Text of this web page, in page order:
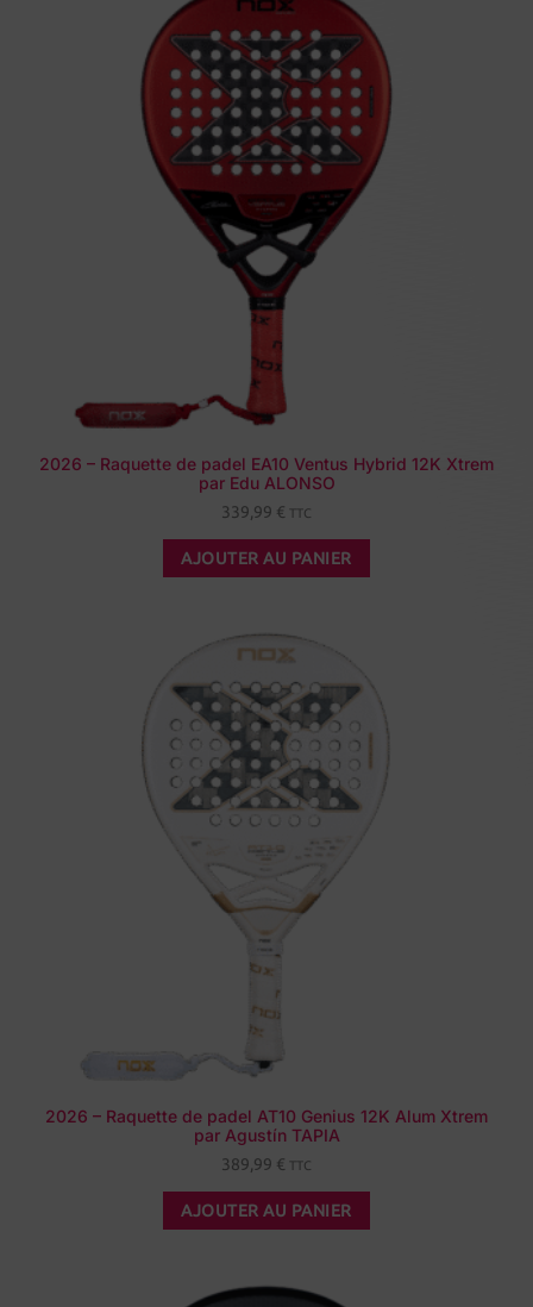
2026 – Raquette de padel EA10 Ventus Hybrid 12K Xtrem
par Edu ALONSO
339,99 € TTC
AJOUTER AU PANIER
2026 – Raquette de padel AT10 Genius 12K Alum Xtrem
par Agustín TAPIA
389,99 € TTC
AJOUTER AU PANIER